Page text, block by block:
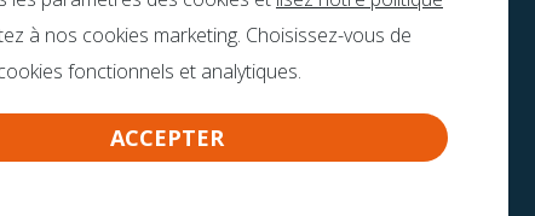
à nos cookies marketing. Choisissez-vous de
fonctionnels et analytiques.
ACCEPTER
Des brochures